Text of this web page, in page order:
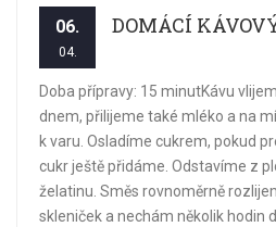
06.
04.
DOMÁCÍ
Doba přípravy: 15 minutKávu
dnem, přilijeme také mléko a na
k varu. Osladíme cukrem, pokud
cukr ještě přidáme. Odstavíme z
želatinu. Směs rovnoměrně
skleniček a nechám několik hodin